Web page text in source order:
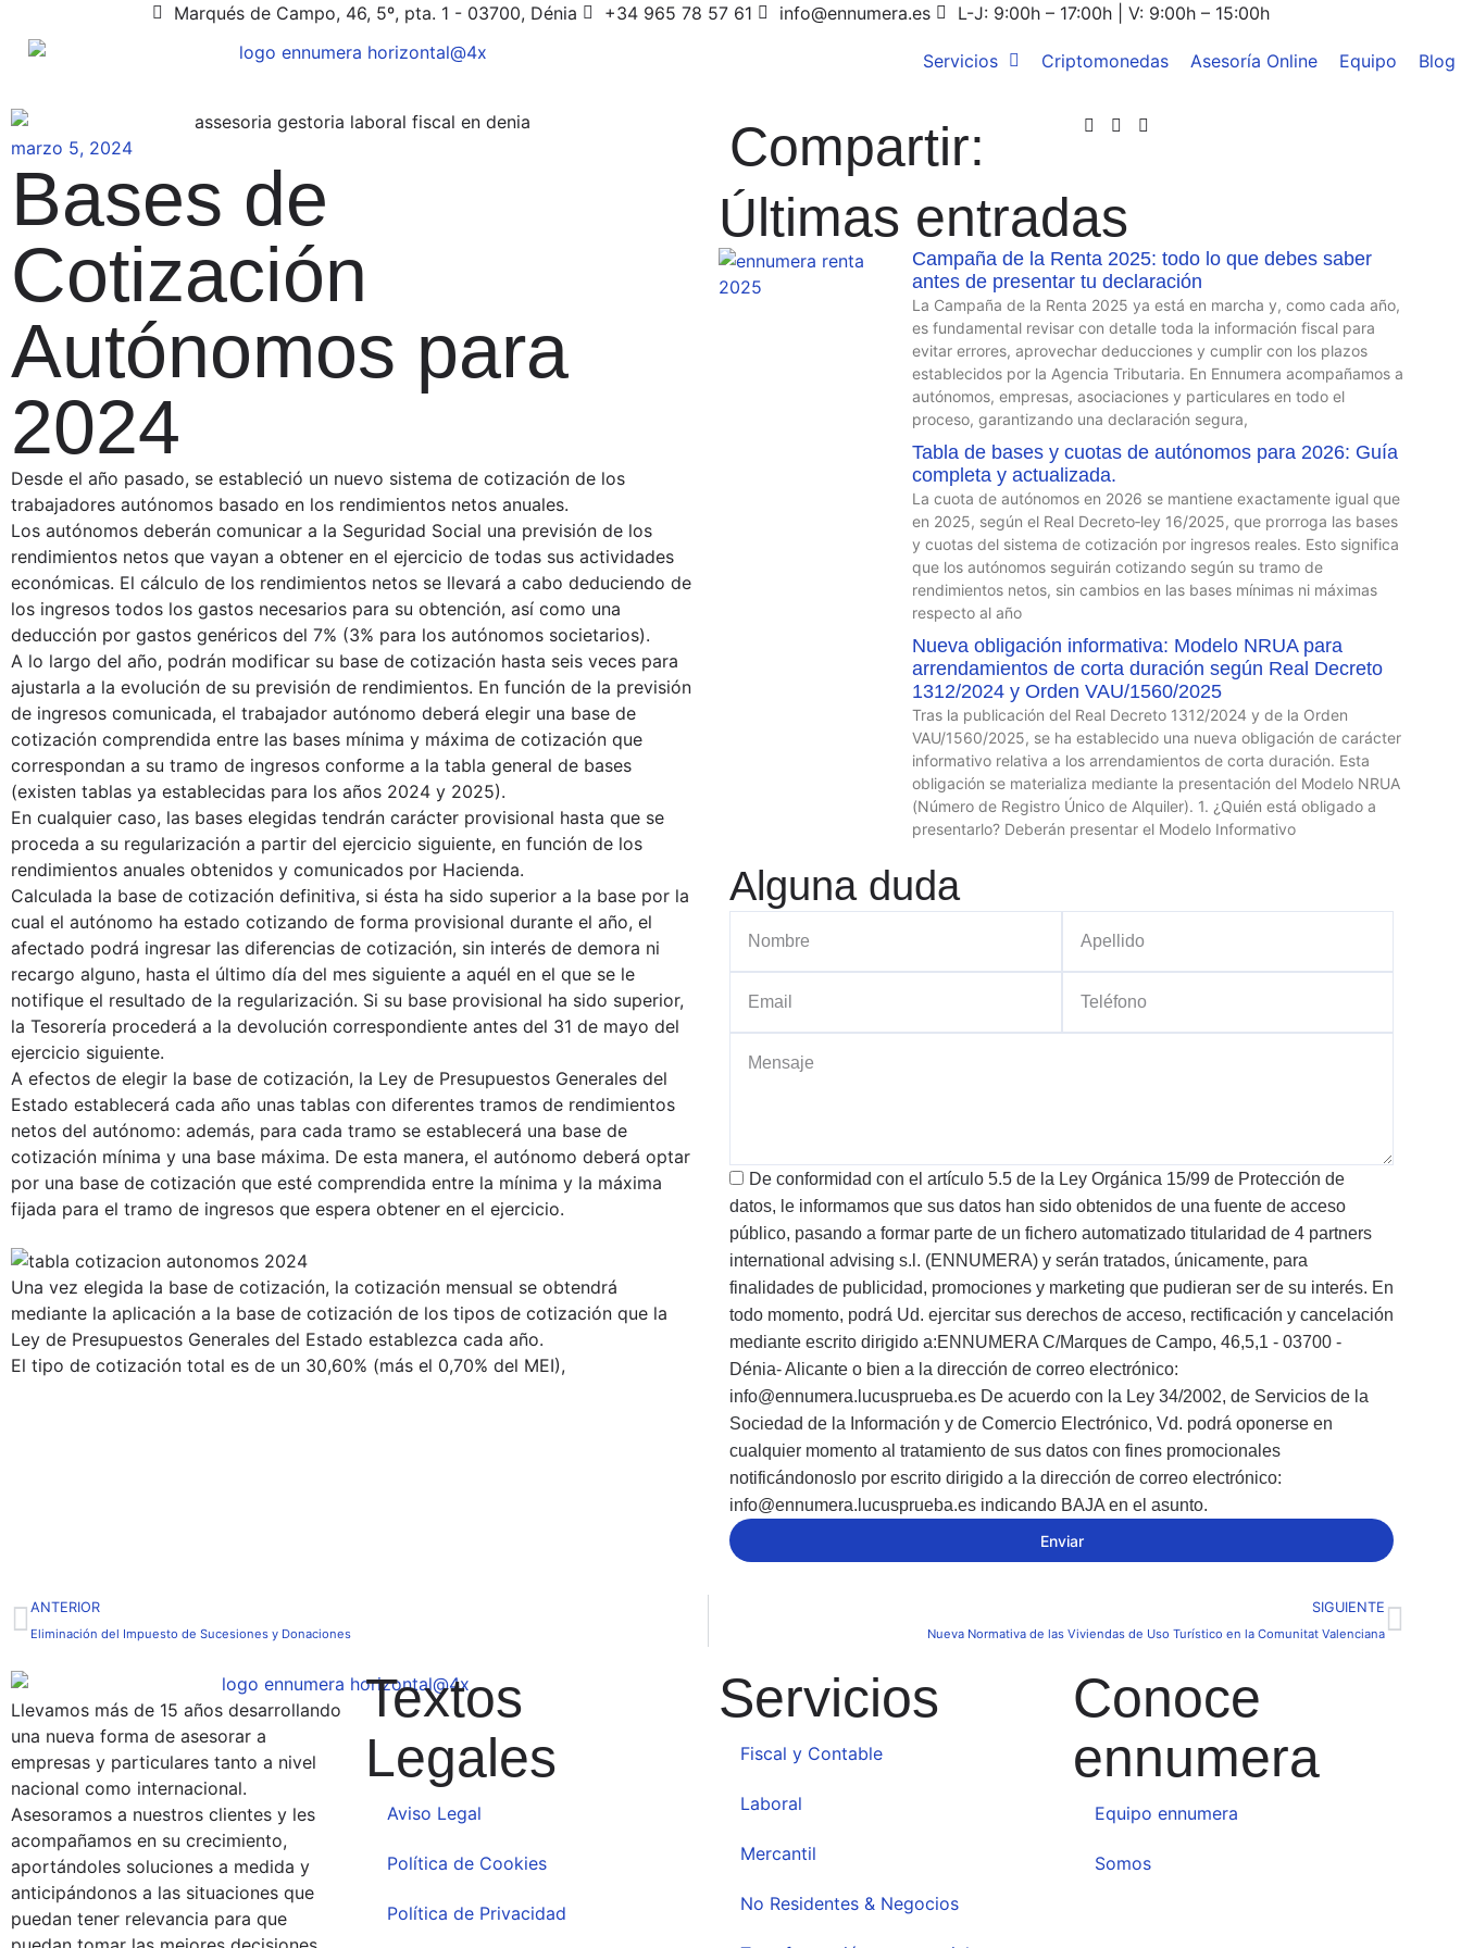
Marqués de Campo, 46, 5º, pta. 1 - 03700, Dénia +34 965 78 57 61 info@ennumera.es L-J: 9:00h – 17:00h | V: 9:00h – 15:00h
Servicios Criptomonedas Asesoría Online Equipo Blog
marzo 5, 2024
Bases de
Cotización
Autónomos para
2024
Desde el año pasado, se estableció un nuevo sistema de cotización de los
trabajadores autónomos basado en los rendimientos netos anuales.
Los autónomos deberán comunicar a la Seguridad Social una previsión de los
rendimientos netos que vayan a obtener en el ejercicio de todas sus actividades
económicas. El cálculo de los rendimientos netos se llevará a cabo deduciendo de
los ingresos todos los gastos necesarios para su obtención, así como una
deducción por gastos genéricos del 7% (3% para los autónomos societarios).
A lo largo del año, podrán modificar su base de cotización hasta seis veces para
ajustarla a la evolución de su previsión de rendimientos. En función de la previsión
de ingresos comunicada, el trabajador autónomo deberá elegir una base de
cotización comprendida entre las bases mínima y máxima de cotización que
correspondan a su tramo de ingresos conforme a la tabla general de bases
(existen tablas ya establecidas para los años 2024 y 2025).
En cualquier caso, las bases elegidas tendrán carácter provisional hasta que se
proceda a su regularización a partir del ejercicio siguiente, en función de los
rendimientos anuales obtenidos y comunicados por Hacienda.
Calculada la base de cotización definitiva, si ésta ha sido superior a la base por la
cual el autónomo ha estado cotizando de forma provisional durante el año, el
afectado podrá ingresar las diferencias de cotización, sin interés de demora ni
recargo alguno, hasta el último día del mes siguiente a aquél en el que se le
notifique el resultado de la regularización. Si su base provisional ha sido superior,
la Tesorería procederá a la devolución correspondiente antes del 31 de mayo del
ejercicio siguiente.
A efectos de elegir la base de cotización, la Ley de Presupuestos Generales del
Estado establecerá cada año unas tablas con diferentes tramos de rendimientos
netos del autónomo: además, para cada tramo se establecerá una base de
cotización mínima y una base máxima. De esta manera, el autónomo deberá optar
por una base de cotización que esté comprendida entre la mínima y la máxima
fijada para el tramo de ingresos que espera obtener en el ejercicio.
Una vez elegida la base de cotización, la cotización mensual se obtendrá
mediante la aplicación a la base de cotización de los tipos de cotización que la
Ley de Presupuestos Generales del Estado establezca cada año.
El tipo de cotización total es de un 30,60% (más el 0,70% del MEI),
Compartir:
Últimas entradas
Campaña de la Renta 2025: todo lo que debes saber
antes de presentar tu declaración
La Campaña de la Renta 2025 ya está en marcha y, como cada año,
es fundamental revisar con detalle toda la información fiscal para
evitar errores, aprovechar deducciones y cumplir con los plazos
establecidos por la Agencia Tributaria. En Ennumera acompañamos a
autónomos, empresas, asociaciones y particulares en todo el
proceso, garantizando una declaración segura,
Tabla de bases y cuotas de autónomos para 2026: Guía
completa y actualizada.
La cuota de autónomos en 2026 se mantiene exactamente igual que
en 2025, según el Real Decreto‑ley 16/2025, que prorroga las bases
y cuotas del sistema de cotización por ingresos reales. Esto significa
que los autónomos seguirán cotizando según su tramo de
rendimientos netos, sin cambios en las bases mínimas ni máximas
respecto al año
Nueva obligación informativa: Modelo NRUA para
arrendamientos de corta duración según Real Decreto
1312/2024 y Orden VAU/1560/2025
Tras la publicación del Real Decreto 1312/2024 y de la Orden
VAU/1560/2025, se ha establecido una nueva obligación de carácter
informativo relativa a los arrendamientos de corta duración. Esta
obligación se materializa mediante la presentación del Modelo NRUA
(Número de Registro Único de Alquiler). 1. ¿Quién está obligado a
presentarlo? Deberán presentar el Modelo Informativo
Alguna duda
De conformidad con el artículo 5.5 de la Ley Orgánica 15/99 de Protección de
datos, le informamos que sus datos han sido obtenidos de una fuente de acceso
público, pasando a formar parte de un fichero automatizado titularidad de 4 partners
international advising s.l. (ENNUMERA) y serán tratados, únicamente, para
finalidades de publicidad, promociones y marketing que pudieran ser de su interés. En
todo momento, podrá Ud. ejercitar sus derechos de acceso, rectificación y cancelación
mediante escrito dirigido a:ENNUMERA C/Marques de Campo, 46,5,1 - 03700 -
Dénia- Alicante o bien a la dirección de correo electrónico:
info@ennumera.lucusprueba.es De acuerdo con la Ley 34/2002, de Servicios de la
Sociedad de la Información y de Comercio Electrónico, Vd. podrá oponerse en
cualquier momento al tratamiento de sus datos con fines promocionales
notificándonoslo por escrito dirigido a la dirección de correo electrónico:
info@ennumera.lucusprueba.es indicando BAJA en el asunto.
Enviar
ANTERIOR
Eliminación del Impuesto de Sucesiones y Donaciones
SIGUIENTE
Nueva Normativa de las Viviendas de Uso Turístico en la Comunitat Valenciana
Llevamos más de 15 años desarrollando
una nueva forma de asesorar a
empresas y particulares tanto a nivel
nacional como internacional.
Asesoramos a nuestros clientes y les
acompañamos en su crecimiento,
aportándoles soluciones a medida y
anticipándonos a las situaciones que
puedan tener relevancia para que
Textos
Legales
Aviso Legal
Política de Cookies
Política de Privacidad
Servicios
Fiscal y Contable
Laboral
Mercantil
No Residentes & Negocios
Conoce
ennumera
Equipo ennumera
Somos